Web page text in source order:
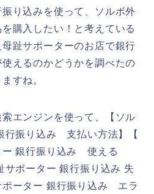
り込みを使って、ソルボ外
購入したい！と考えている
趾サポーターのお店で銀行
えるのかどうかを調べたの
すね。
エンジンを使って、【ソル
行振り込み 支払い方法】【
ー 銀行振り込み 使える
サポーター 銀行振り込み 失
ポーター 銀行振り込み エラ